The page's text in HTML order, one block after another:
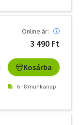
Online ár:
3 490 Ft
Kosárba
6 - 8 munkanap